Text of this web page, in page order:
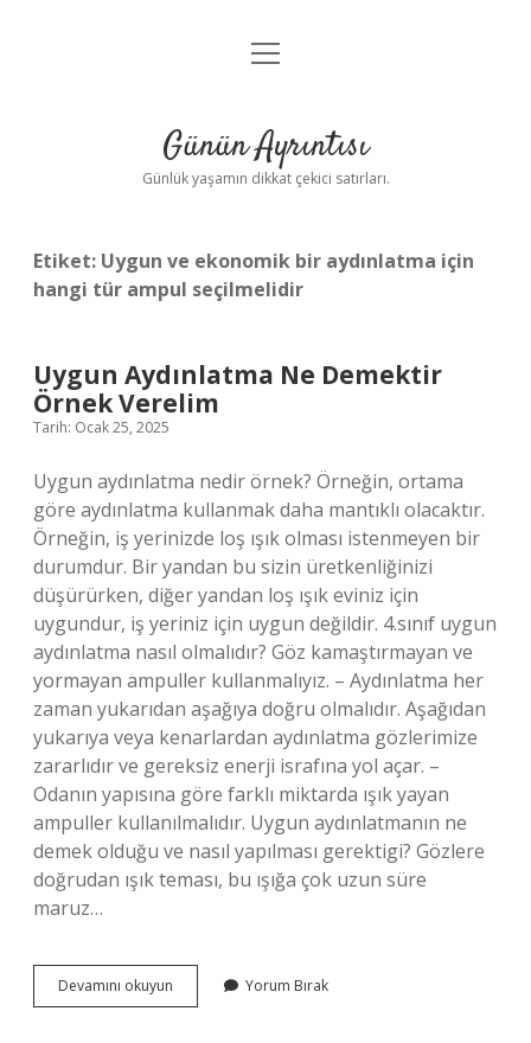
Anasayfa
Yasal Uyarı
menüyü
Günün Ayrıntısı
Günlük yaşamın dikkat çekici satırları.
Etiket: Uygun ve ekonomik bir aydınlatma için
hangi tür ampul seçilmelidir
Uygun Aydınlatma Ne Demektir
Örnek Verelim
Tarih: Ocak 25, 2025
Uygun aydınlatma nedir örnek? Örneğin, ortama
göre aydınlatma kullanmak daha mantıklı olacaktır.
Örneğin, iş yerinizde loş ışık olması istenmeyen bir
durumdur. Bir yandan bu sizin üretkenliğinizi
düşürürken, diğer yandan loş ışık eviniz için
uygundur, iş yeriniz için uygun değildir. 4.sınıf uygun
aydınlatma nasıl olmalıdır? Göz kamaştırmayan ve
yormayan ampuller kullanmalıyız. – Aydınlatma her
zaman yukarıdan aşağıya doğru olmalıdır. Aşağıdan
yukarıya veya kenarlardan aydınlatma gözlerimize
zararlıdır ve gereksiz enerji israfına yol açar. –
Odanın yapısına göre farklı miktarda ışık yayan
ampuller kullanılmalıdır. Uygun aydınlatmanın ne
demek olduğu ve nasıl yapılması gerektigi? Gözlere
doğrudan ışık teması, bu ışığa çok uzun süre
maruz…
Devamını okuyun
Aydınlatma
Yorum Bırak